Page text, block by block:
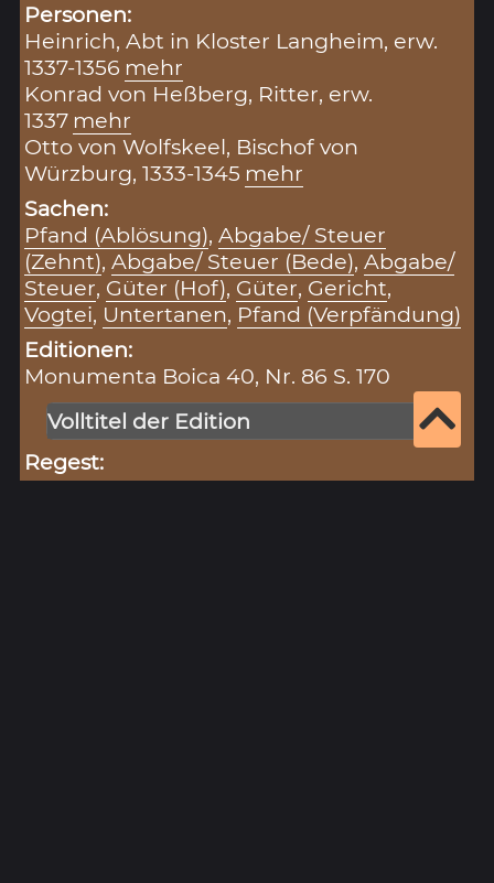
Personen:
Heinrich, Abt in Kloster Langheim, erw.
1337-1356 mehr
Konrad von Heßberg, Ritter, erw.
1337 mehr
Otto von Wolfskeel, Bischof von
Würzburg, 1333-1345 mehr
Sachen:
Pfand (Ablösung),Abgabe/ Steuer
(Zehnt),Abgabe/ Steuer (Bede),Abgabe/
Steuer, Güter (Hof), Güter, Gericht,
Vogtei, Untertanen, Pfand (Verpfändung)
Editionen:
Monumenta Boica 40, Nr. 86 S. 170
Volltitel der Edition
Regest:
Regesta Boica 7, S. 198